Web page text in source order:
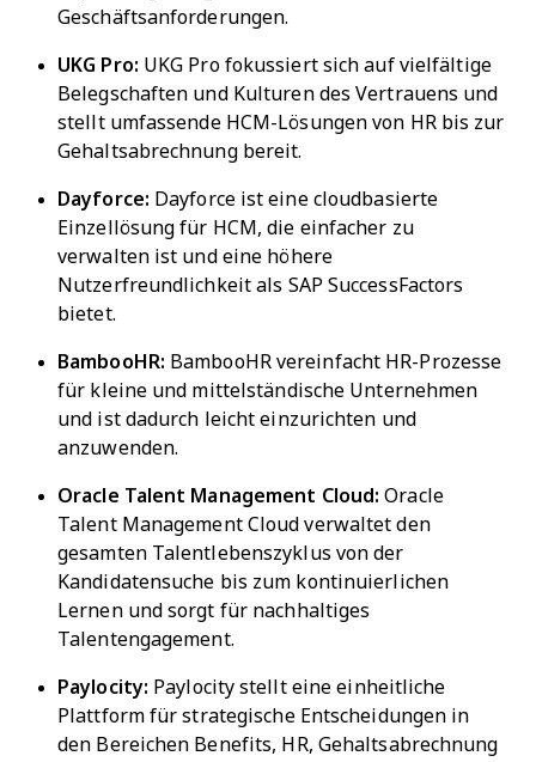
Geschäftsanforderungen.
UKG Pro: UKG Pro fokussiert sich auf vielfältige
Belegschaften und Kulturen des Vertrauens und
stellt umfassende HCM-Lösungen von HR bis zur
Gehaltsabrechnung bereit.
Dayforce: Dayforce ist eine cloudbasierte
Einzellösung für HCM, die einfacher zu
verwalten ist und eine höhere
Nutzerfreundlichkeit als SAP SuccessFactors
bietet.
BambooHR: BambooHR vereinfacht HR-Prozesse
für kleine und mittelständische Unternehmen
und ist dadurch leicht einzurichten und
anzuwenden.
Oracle Talent Management Cloud: Oracle
Talent Management Cloud verwaltet den
gesamten Talentlebenszyklus von der
Kandidatensuche bis zum kontinuierlichen
Lernen und sorgt für nachhaltiges
Talentengagement.
Paylocity: Paylocity stellt eine einheitliche
Plattform für strategische Entscheidungen in
den Bereichen Benefits, HR, Gehaltsabrechnung